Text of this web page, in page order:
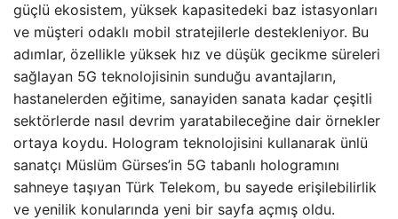
güçlü ekosistem, yüksek kapasitedeki baz istasyonları
ve müşteri odaklı mobil stratejilerle destekleniyor. Bu
adımlar, özellikle yüksek hız ve düşük gecikme süreleri
sağlayan 5G teknolojisinin sunduğu avantajların,
hastanelerden eğitime, sanayiden sanata kadar çeşitli
sektörlerde nasıl devrim yaratabileceğine dair örnekler
ortaya koydu. Hologram teknolojisini kullanarak ünlü
sanatçı Müslüm Gürses’in 5G tabanlı hologramını
sahneye taşıyan Türk Telekom, bu sayede erişilebilirlik
ve yenilik konularında yeni bir sayfa açmış oldu.